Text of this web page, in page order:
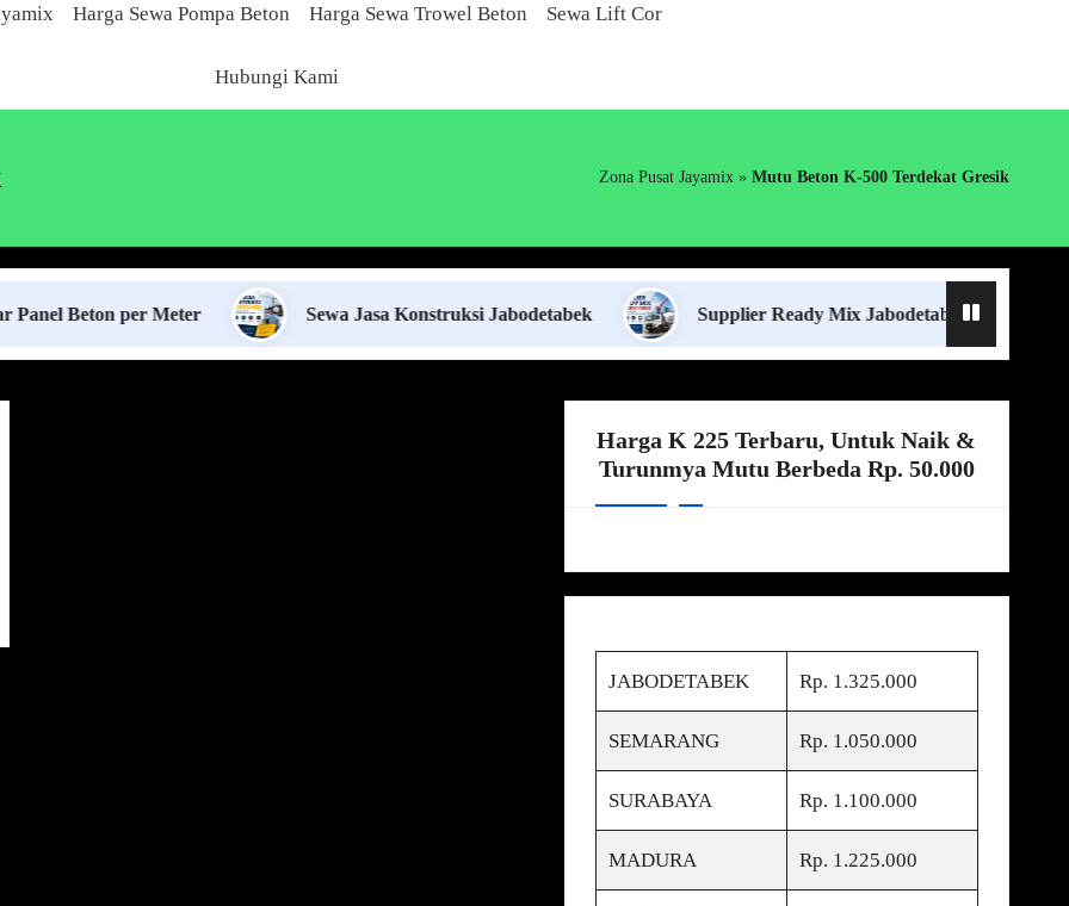
Harga Sewa Pompa Beton Harga Sewa Trowel Beton Sewa Lift Cor
Hubungi Kami
Zona Pusat Jayamix » Mutu Beton K-500 Terdekat Gresik
per Meter Sewa Jasa Konstruksi Jabodetabek Supplier Ready Mix Jabodetabek
Harga K 225 Terbaru, Untuk Naik &
Turunmya Mutu Berbeda Rp. 50.000
JABODETABEK Rp. 1.325.000
SEMARANG Rp. 1.050.000
SURABAYA Rp. 1.100.000
MADURA Rp. 1.225.000